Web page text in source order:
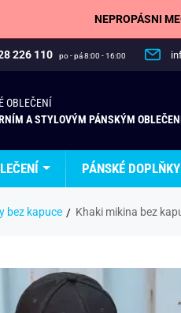
NEPROPÁSNI
226 110 po - pá 8:00 - 16:00
OBLEČENÍ
A STYLOVÝM PÁNSKÝM
PÁNSKÉ DOPLŇKY
bez kapuce Khaki mikina bez